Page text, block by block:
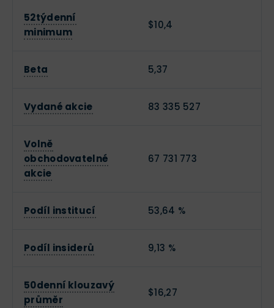
52týdenní
minimum
$10,4
Beta 5,37
Vydané akcie 83 335 527
Volně
obchodovatelné
akcie
67 731 773
Podíl institucí 53,64 %
Podíl insiderů 9,13 %
50denní klouzavý
průměr
$16,27